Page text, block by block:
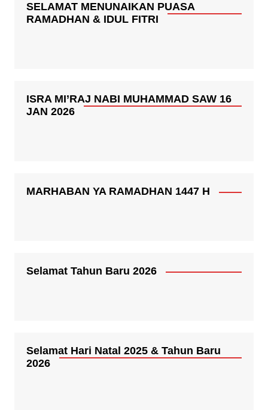
SELAMAT MENUNAIKAN PUASA
RAMADHAN & IDUL FITRI
ISRA MI’RAJ NABI MUHAMMAD SAW 16
JAN 2026
MARHABAN YA RAMADHAN 1447 H
Selamat Tahun Baru 2026
Selamat Hari Natal 2025 & Tahun Baru
2026